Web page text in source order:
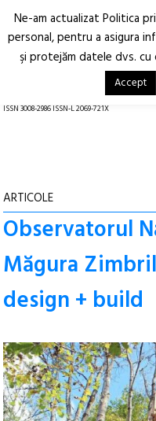
Arhitectură.
Oraș.
ISSN 3008-2986 ISSN-L 2069-721X
ARTICOLE
Observatorul
Măgura
design + build
Ne-am actualizat Politica
personal, pentru a asigura
şi protejăm datele dvs.
Accept